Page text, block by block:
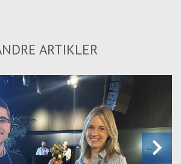
ARTIKLER
keyboard_arrow_right